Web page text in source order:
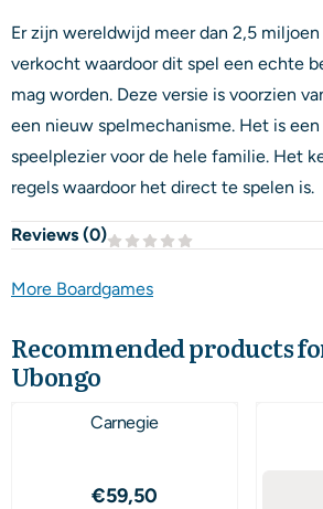
Er zijn wereldwijd meer dan 2,5
verkocht waardoor dit spel een echte
mag worden. Deze versie is voorzien
een nieuw spelmechanisme. Het is
speelplezier voor de hele familie. Het
regels waardoor het direct te spelen is.
Reviews (0)
More Boardgames
Recommended products
Ubongo
Carnegie
Price: 59,50
€59,50